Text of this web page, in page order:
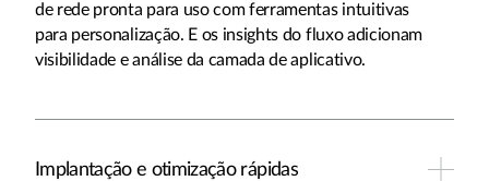
de rede pronta para uso com ferramentas intuitivas
para personalização. E os insights do fluxo adicionam
visibilidade e análise da camada de aplicativo.
Implantação e otimização rápidas